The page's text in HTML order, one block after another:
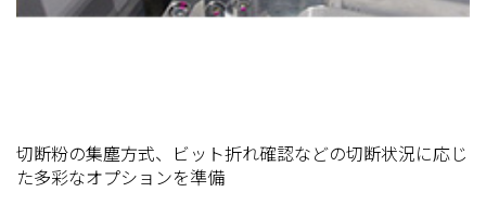
切断粉の集塵方式、ビット折れ確認などの切断状況に応じ
た多彩なオプションを準備